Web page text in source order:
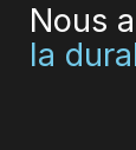
Nous
la